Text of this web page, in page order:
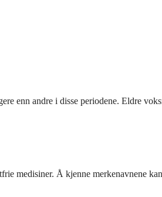
enn andre i disse periodene. Eldre
medisiner. Å kjenne merkenavnene